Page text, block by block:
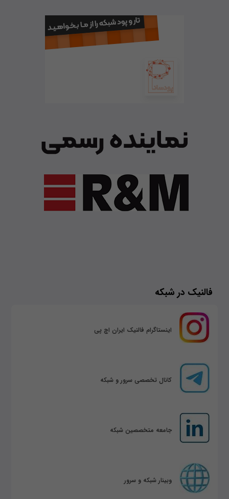
فالنیک در شبکه
اینستاگرام فالنیک ایران اچ پی
کانال تخصصی سرور و شبکه
جامعه متخصصین شبکه
وبینار شبکه و سرور